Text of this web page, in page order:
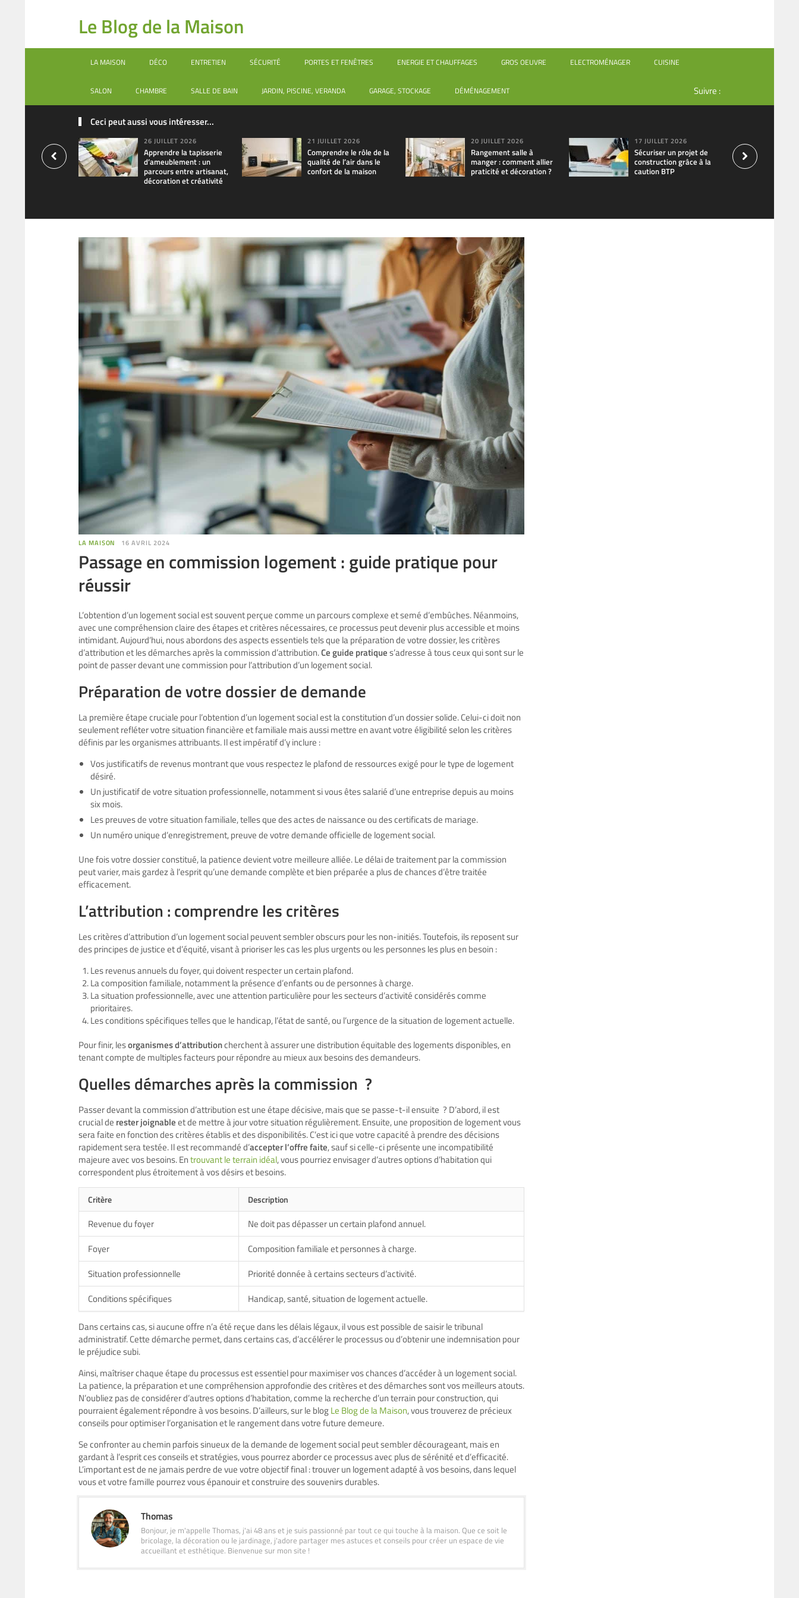
Le Blog de la Maison
LA MAISON DÉCO ENTRETIEN SÉCURITÉ PORTES ET FENÊTRES ENERGIE ET CHAUFFAGES GROS OEUVRE ELECTROMÉNAGER CUISINE
SALON CHAMBRE SALLE DE BAIN JARDIN, PISCINE, VERANDA GARAGE, STOCKAGE DÉMÉNAGEMENT Suivre :
Ceci peut aussi vous intéresser...
26 JUILLET 2026
Apprendre la tapisserie
d’ameublement : un
parcours entre artisanat,
décoration et créativité
21 JUILLET 2026
Comprendre le rôle de la
qualité de l’air dans le
confort de la maison
20 JUILLET 2026
Rangement salle à
manger : comment allier
praticité et décoration ?
17 JUILLET 2026
Sécuriser un projet de
construction grâce à la
caution BTP
LA MAISON 16 AVRIL 2024
Passage en commission logement : guide pratique pour
réussir
L’obtention d’un logement social est souvent perçue comme un parcours complexe et semé d’embûches. Néanmoins,
avec une compréhension claire des étapes et critères nécessaires, ce processus peut devenir plus accessible et moins
intimidant. Aujourd’hui, nous abordons des aspects essentiels tels que la préparation de votre dossier, les critères
d’attribution et les démarches après la commission d’attribution.Ce guide pratiques’adresse à tous ceux qui sont sur le
point de passer devant une commission pour l’attribution d’un logement social.
Préparation de votre dossier de demande
La première étape cruciale pour l’obtention d’un logement social est la constitution d’un dossier solide. Celui-ci doit non
seulement refléter votre situation financière et familiale mais aussi mettre en avant votre éligibilité selon les critères
définis par les organismes attribuants. Il est impératif d’y inclure :
Vos justificatifs de revenus montrant que vous respectez le plafond de ressources exigé pour le type de logement
désiré.
Un justificatif de votre situation professionnelle, notamment si vous êtes salarié d’une entreprise depuis au moins
six mois.
Les preuves de votre situation familiale, telles que des actes de naissance ou des certificats de mariage.
Un numéro unique d’enregistrement, preuve de votre demande officielle de logement social.
Une fois votre dossier constitué, la patience devient votre meilleure alliée. Le délai de traitement par la commission
peut varier, mais gardez à l’esprit qu’une demande complète et bien préparée a plus de chances d’être traitée
efficacement.
L’attribution : comprendre les critères
Les critères d’attribution d’un logement social peuvent sembler obscurs pour les non-initiés. Toutefois, ils reposent sur
des principes de justice et d’équité, visant à prioriser les cas les plus urgents ou les personnes les plus en besoin :
Les revenus annuels du foyer, qui doivent respecter un certain plafond.
La composition familiale, notamment la présence d’enfants ou de personnes à charge.
La situation professionnelle, avec une attention particulière pour les secteurs d’activité considérés comme
prioritaires.
Les conditions spécifiques telles que le handicap, l’état de santé, ou l’urgence de la situation de logement actuelle.
Pour finir, lesorganismes d’attributioncherchent à assurer une distribution équitable des logements disponibles, en
tenant compte de multiples facteurs pour répondre au mieux aux besoins des demandeurs.
Quelles démarches après la commission ?
Passer devant la commission d’attribution est une étape décisive, mais que se passe-t-il ensuite ? D’abord, il est
crucial de rester joignableet de mettre à jour votre situation régulièrement. Ensuite, une proposition de logement vous
sera faite en fonction des critères établis et des disponibilités. C’est ici que votre capacité à prendre des décisions
rapidement sera testée. Il est recommandé d’accepter l’offre faite, sauf si celle-ci présente une incompatibilité
majeure avec vos besoins. Entrouvant le terrain idéal, vous pourriez envisager d’autres options d’habitation qui
correspondent plus étroitement à vos désirs et besoins.
Critère Description
Revenue du foyer
Ne doit pas dépasser un certain plafond annuel.
Foyer
Composition familiale et personnes à charge.
Situation professionnelle
Priorité donnée à certains secteurs d’activité.
Conditions spécifiques
Handicap, santé, situation de logement actuelle.
Dans certains cas, si aucune offre n’a été reçue dans les délais légaux, il vous est possible de saisir le tribunal
administratif. Cette démarche permet, dans certains cas, d’accélérer le processus ou d’obtenir une indemnisation pour
le préjudice subi.
Ainsi, maîtriser chaque étape du processus est essentiel pour maximiser vos chances d’accéder à un logement social.
La patience, la préparation et une compréhension approfondie des critères et des démarches sont vos meilleurs atouts.
N’oubliez pas de considérer d’autres options d’habitation, comme la recherche d’un terrain pour construction, qui
pourraient également répondre à vos besoins. D’ailleurs, sur le blogLe Blog de la Maison, vous trouverez de précieux
conseils pour optimiser l’organisation et le rangement dans votre future demeure.
Se confronter au chemin parfois sinueux de la demande de logement social peut sembler décourageant, mais en
gardant à l’esprit ces conseils et stratégies, vous pourrez aborder ce processus avec plus de sérénité et d’efficacité.
L’important est de ne jamais perdre de vue votre objectif final : trouver un logement adapté à vos besoins, dans lequel
vous et votre famille pourrez vous épanouir et construire des souvenirs durables.
Thomas
Bonjour, je m'appelle Thomas, j'ai 48 ans et je suis passionné par tout ce qui touche à la maison. Que ce soit le
bricolage, la décoration ou le jardinage, j'adore partager mes astuces et conseils pour créer un espace de vie
accueillant et esthétique. Bienvenue sur mon site !